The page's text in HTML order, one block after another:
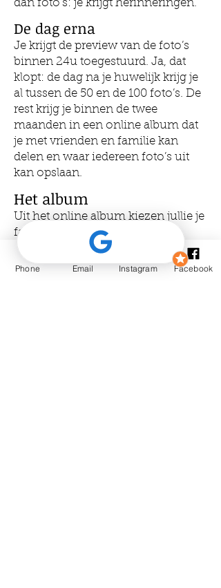
dan foto’s: je krijgt herinneringen.
De dag erna
Je krijgt de preview van de foto’s
binnen 24u toegestuurd. Ja, dat
klopt: de dag na je huwelijk krijg je
al tussen de 50 en de 100 foto’s. De
rest krijg je binnen de twee
maanden in een online album dat
je met vrienden en familie kan
delen en waar iedereen foto’s uit
kan opslaan.
Het album
Uit het online album kiezen jullie je
favoriete foto’s. Die krijg je
afgedrukt in een op maat gemaakt
houten doosje mét een USB-stick
Phone Email Instagram Facebook